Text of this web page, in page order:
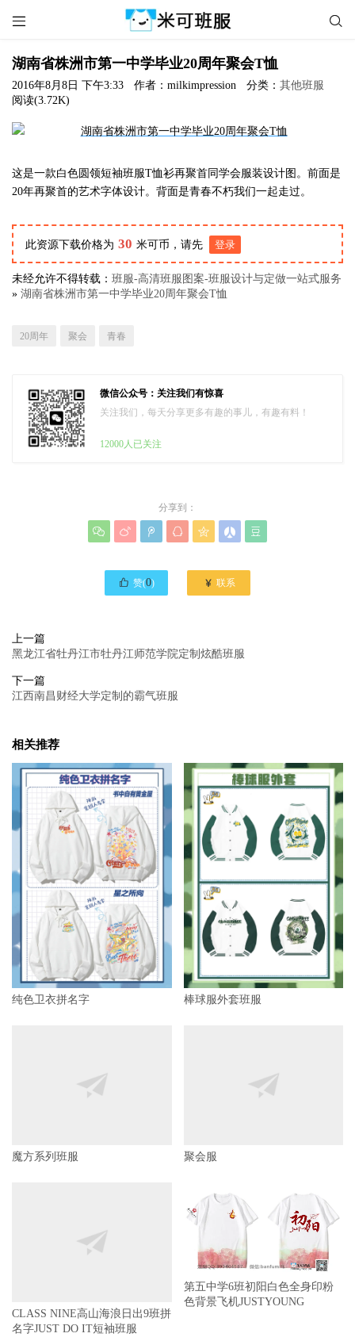
 
湖南省株洲市第一中学毕业20周年聚会T恤
2016年8月8日 下午3:33 作者：milkimpression 分类： 其他班服
阅读(3.72K)
这是一款白色圆领短袖班服T恤衫再聚首同学会服装设计图。前面是
20年再聚首的艺术字体设计。背面是青春不朽我们一起走过。
此资源下载价格为 30 米可币，请先 登录
未经允许不得转载： 班服-高清班服图案-班服设计与定做一站式服务
» 湖南省株洲市第一中学毕业20周年聚会T恤
20周年 聚会 青春
微信公众号：关注我们有惊喜
关注我们，每天分享更多有趣的事儿，有趣有料！
12000人已关注
分享到：
      
 赞(0)  联系
上一篇
黑龙江省牡丹江市牡丹江师范学院定制炫酷班服
下一篇
江西南昌财经大学定制的霸气班服
相关推荐
纯色卫衣拼名字 棒球服外套班服
魔方系列班服 聚会服
CLASS NINE高山海浪日出9班拼
名字JUST DO IT短袖班服
第五中学6班初阳白色全身印粉
色背景飞机JUSTYOUNG